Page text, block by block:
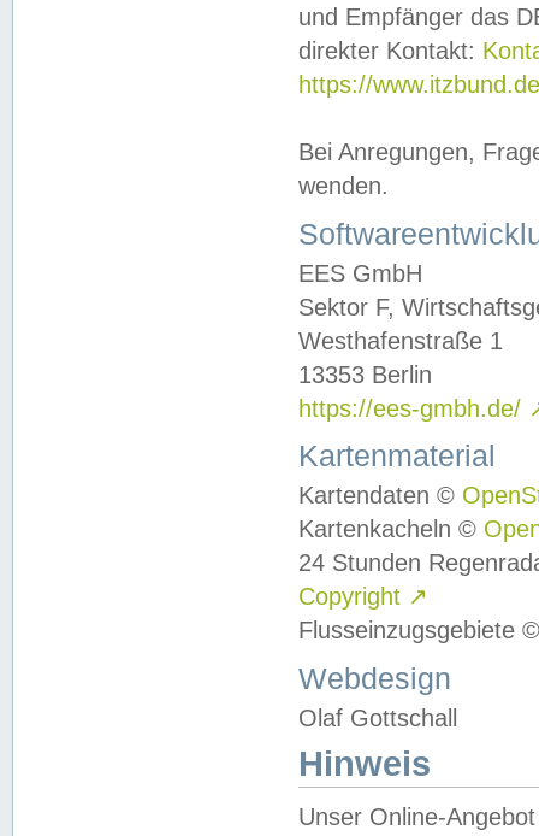
und Empfänger das
direkter Kontakt:
https://
Bei Anregungen,
wenden.
EES GmbH
Sektor F,
Westhafenstraße 1
13353 Berlin
https://ees-gmbh.de/
Kartenmaterial
Kartendaten ©
Kartenkacheln ©
24 Stunden
Copyright ↗
Flusseinzugsgebiete
Webdesign
Olaf Gottschall
Hinweis
Unser Online-